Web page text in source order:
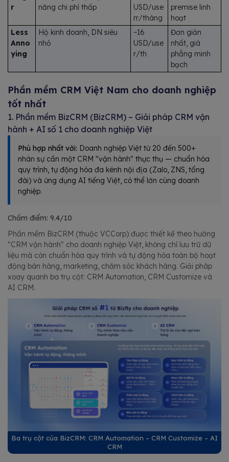
r
năng chi phí thấp
USD/use
rr/tháng
premise linh
hoạt
Less
Anno
ying
Hộ kinh doanh, DN siêu
nhỏ
~16
USD/use
r/th
Đơn giản
nhất, giá
phẳng minh
bạch
Phần mềm CRM Việt Nam cho doanh nghiệp
tốt nhất
1. Phần mềm BizCRM (BizCRM) – Giải pháp CRM vận
hành + AI số 1 cho doanh nghiệp Việt
Phù hợp nhất với: Doanh nghiệp Việt từ 20 đến 500+
nhân sự cần một CRM "vận hành" thực thụ — chuẩn hóa
quy trình, tự động hóa đa kênh nội địa (Zalo, ZNS, tổng
đài) và ứng dụng AI tiếng Việt, có thể lớn cùng doanh
nghiệp.
Chấm điểm: 9.4/10
Phần mềm BizCRM (thuộc VCCorp) được thiết kế theo hướng
"CRM vận hành" cho doanh nghiệp Việt, không chỉ lưu trữ dữ
liệu mà còn chuẩn hóa quy trình và tự động hóa toàn bộ hoạt
động bán hàng, marketing, chăm sóc khách hàng. Giải pháp
xoay quanh ba trụ cột: CRM Automation, CRM Customize và
AI CRM.
Ba trụ cột của BizCRM: CRM Automation – CRM Customize – AI
CRM